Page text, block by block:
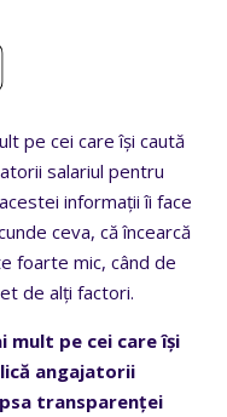
pe cei care își caută
salariul pentru
informații îi face
ceva, că încearcă
foarte mic, când de
de alți factori.
mult pe cei care își
angajatorii
transparenței